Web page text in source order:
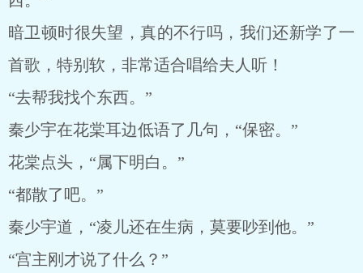
暗卫顿时很失望，真的不行吗，我们还新学了一
首歌，特别软，非常适合唱给夫人听！
“去帮我找个东西。”
秦少宇在花棠耳边低语了几句，“保密。”
花棠点头，“属下明白。”
“都散了吧。”
秦少宇道，“凌儿还在生病，莫要吵到他。”
“宫主刚才说了什么？”